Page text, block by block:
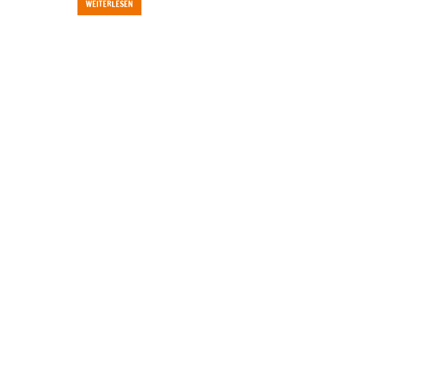
WEITERLESEN